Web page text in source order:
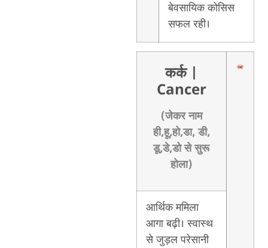
बेवसायिक कोसिस
सफल रही।
कर्क
Cancer
(जेकर नाम
ही,हू,हो,डा, डी,
डू,डे,डो से सुरू
होला)
आर्थिक ममिला
आगा बढ़ी। स्वास्थ
से जुड़ल परेसानी